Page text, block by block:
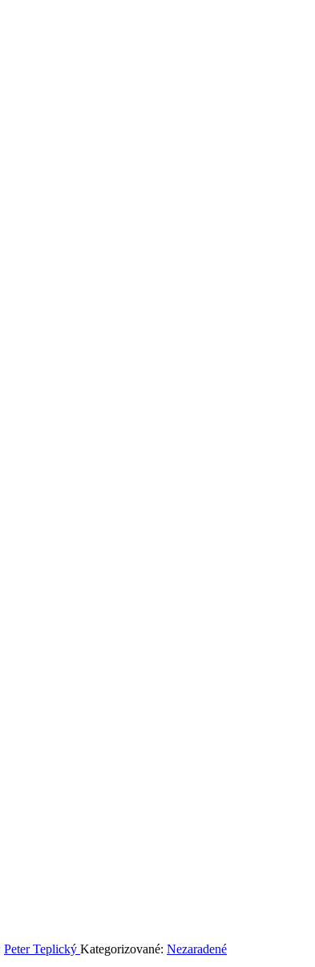
Peter Teplický Kategorizované: Nezaradené